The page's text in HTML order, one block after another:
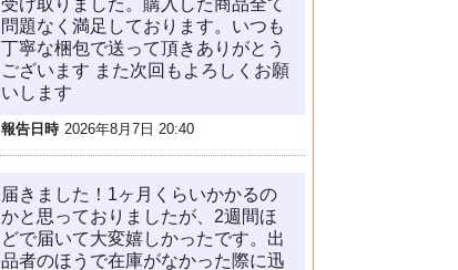
受け取りました。購入した商品全て
問題なく満足しております。いつも
丁寧な梱包で送って頂きありがとう
ございます また次回もよろしくお願
いします
報告日時 2026年8月7日 20:40
届きました！1ヶ月くらいかかるの
かと思っておりましたが、2週間ほ
どで届いて大変嬉しかったです。出
品者のほうで在庫がなかった際に迅